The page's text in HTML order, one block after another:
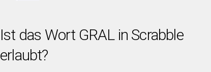
Ist das Wort GRAL in Scrabble
erlaubt?